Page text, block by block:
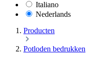
Italiano
Nederlands
Producten
Potloden bedrukken